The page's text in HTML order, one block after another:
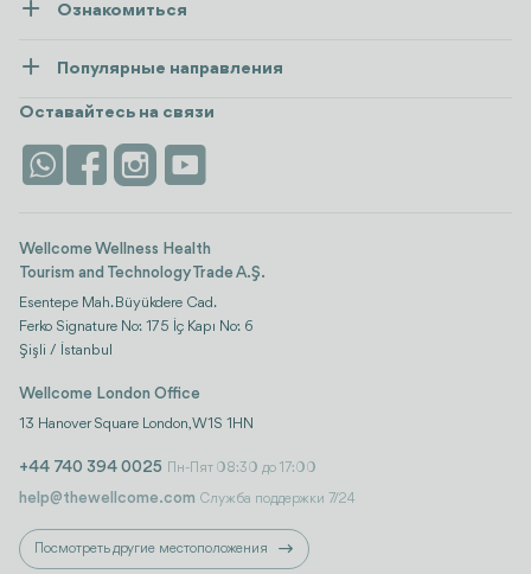
Пресса
Безопасность
Контакты
Ознакомиться
Wellness
Размещение
Достопримечательности
Отзывы
Популярные направления
посмотреть все
Istanbul
Оставайтесь на связи
Wellcome Wellness Health
Tourism and Technology Trade A.Ş.
Esentepe Mah. Büyükdere Cad.
Ferko Signature No: 175 İç Kapı No: 6
Şişli / İstanbul
Wellcome London Office
13 Hanover Square London, W1S 1HN
+44 740 394 0025 Пн-Пят 08:30 до 17:00
help@thewellcome.com Служба поддержки 7/24
Посмотреть другие местоположения